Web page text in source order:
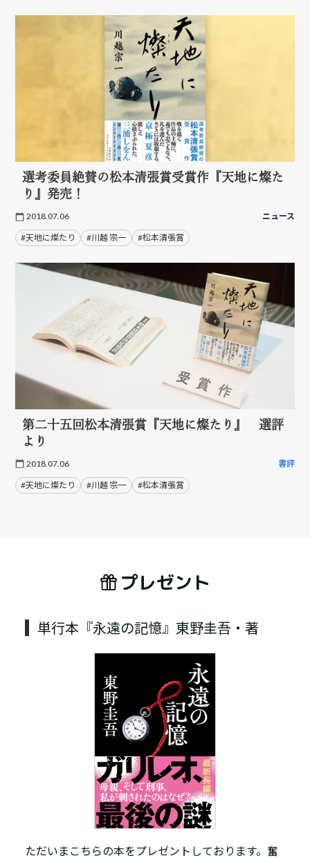
選考委員絶賛の松本清張賞受賞作『天地に燦た
り』発売！
2018.07.06 ニュース
#天地に燦たり #川越 宗一 #松本清張賞
第二十五回松本清張賞『天地に燦たり』 選評
より
2018.07.06 書評
#天地に燦たり #川越 宗一 #松本清張賞
プレゼント
単行本『永遠の記憶』東野圭吾・著
ただいまこちらの本をプレゼントしております。奮